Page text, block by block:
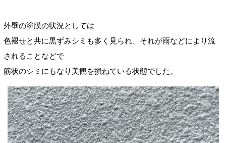
外壁の塗膜の状況としては
色褪せと共に黒ずみシミも多く見られ、それが雨などにより流
されることなどで
筋状のシミにもなり美観を損ねている状態でした。